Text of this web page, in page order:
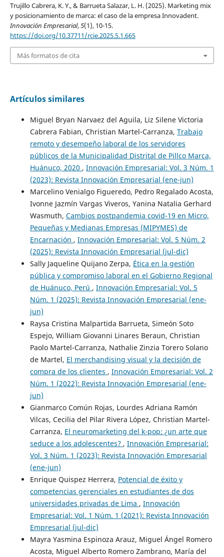
Trujillo Cabrera, K. Y., & Barrueta Salazar, L. H. (2025). Marketing mix
y posicionamiento de marca: el caso de la empresa Innovadent.
Innovación Empresarial,5(1), 10-15.
https://doi.org/10.37711/rcie.2025.5.1.665
Más formatos de cita
Artículos similares
Miguel Bryan Narvaez del Aguila, Liz Silene Victoria
Cabrera Fabian, Christian Martel-Carranza, Trabajo
remoto y desempeño laboral de los servidores
públicos de la Municipalidad Distrital de Pillco Marca,
Huánuco, 2020 , Innovación Empresarial: Vol. 3 Núm. 1
(2023): Revista Innovación Empresarial (ene-jun)
Marcelino Venialgo Figueredo, Pedro Regalado Acosta,
Ivonne Jazmín Vargas Viveros, Yanina Natalia Gerhard
Wasmuth, Cambios postpandemia covid-19 en Micro,
Pequeñas y Medianas Empresas (MIPYMES) de
Encarnación , Innovación Empresarial: Vol. 5 Núm. 2
(2025): Revista Innovación Empresarial (jul-dic)
Sally Jaqueline Quijano Zerpa, Ética en la gestión
pública y compromiso laboral en el Gobierno Regional
de Huánuco, Perú , Innovación Empresarial: Vol. 5
Núm. 1 (2025): Revista Innovación Empresarial (ene-
jun)
Raysa Cristina Malpartida Barrueta, Simeón Soto
Espejo, William Giovanni Linares Beraun, Christian
Paolo Martel-Carranza, Nathalie Zinzia Torero Solano
de Martel, El merchandising visual y la decisión de
compra de los clientes , Innovación Empresarial: Vol. 2
Núm. 1 (2022): Revista Innovación Empresarial (ene-
jun)
Gianmarco Común Rojas, Lourdes Adriana Ramón
Vilcas, Cecilia del Pilar Rivera López, Christian Martel-
Carranza, El neuromarketing del k-pop: ¿un arte que
seduce a los adolescentes? , Innovación Empresarial:
Vol. 3 Núm. 1 (2023): Revista Innovación Empresarial
(ene-jun)
Enrique Quispez Herrera, Potencial de éxito y
competencias gerenciales en estudiantes de dos
universidades privadas de Lima , Innovación
Empresarial: Vol. 1 Núm. 1 (2021): Revista Innovación
Empresarial (jul-dic)
Mayra Yasmina Espinoza Arauz, Miguel Ángel Romero
Acosta, Miguel Alberto Romero Zambrano, María del